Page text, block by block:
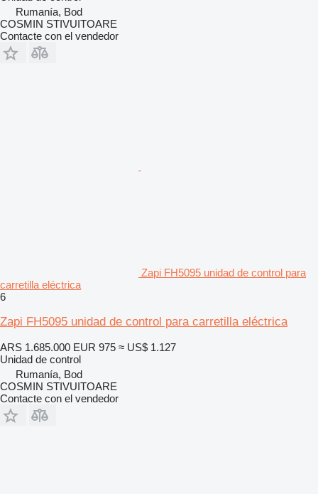
Rumanía, Bod
COSMIN STIVUITOARE
Contacte con el vendedor
Zapi FH5095 unidad de control para
carretilla eléctrica
6
Zapi FH5095 unidad de control para carretilla eléctrica
ARS 1.685.000 EUR 975 ≈ US$ 1.127
Unidad de control
Rumanía, Bod
COSMIN STIVUITOARE
Contacte con el vendedor